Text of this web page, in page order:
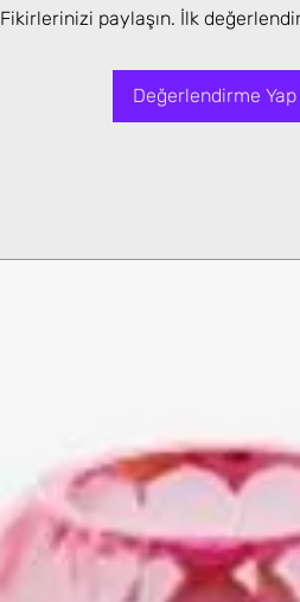
Fikirlerinizi paylaşın. İlk
Değerlendirme Yap